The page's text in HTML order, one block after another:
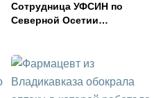
Сотрудница УФСИН по
Северной Осетии
смыслов»